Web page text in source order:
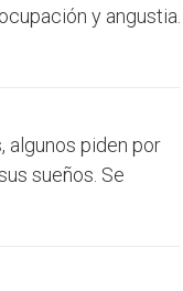
y angustia.
algunos piden por
sueños. Se